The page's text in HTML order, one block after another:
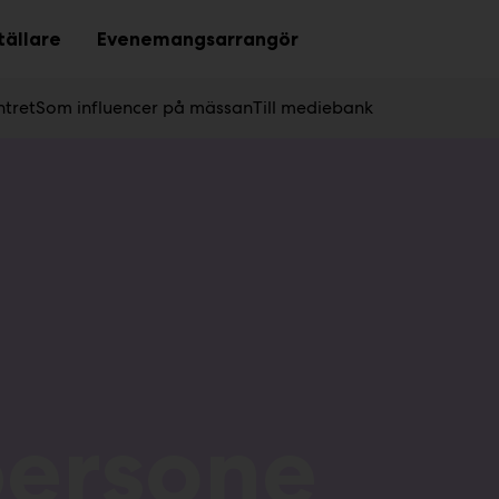
Evenemangsarrangör
Som influencer på mässanTill mediebank